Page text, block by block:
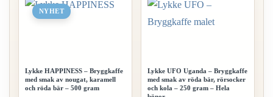
NYHET
Lykke HAPPINESS – Bryggkaffe
med smak av nougat, karamell
och röda bär – 500 gram
Lykke UFO Uganda – Bryggkaffe
med smak av röda bär, rörsocker
och kola – 250 gram – Hela